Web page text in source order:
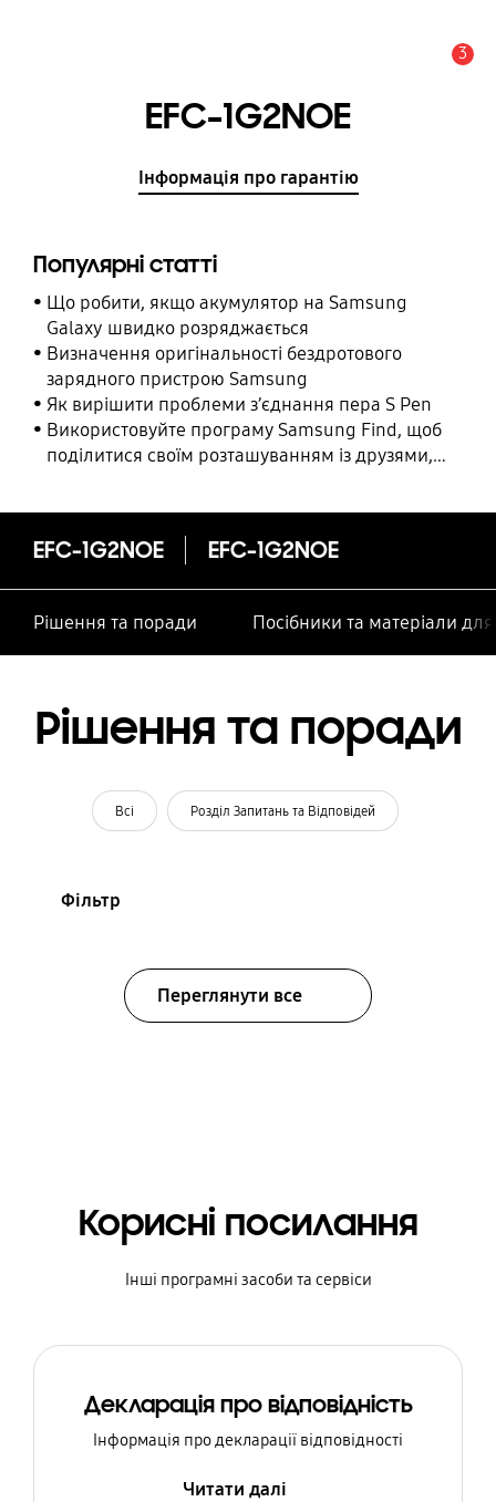
3
EFC-1G2NOE
Інформація про гарантію
Популярні статті
Що робити, якщо акумулятор на Samsung
Galaxy швидко розряджається
Визначення оригінальності бездротового
зарядного пристрою Samsung
Як вирішити проблеми з’єднання пера S Pen
Використовуйте програму Samsung Find, щоб
поділитися своїм розташуванням із друзями,
EFC-1G2NOE EFC-1G2NOE
Рішення та поради Посібники та матеріали
Рішення та поради
Всі Розділ Запитань та Відповідей
Фільтр
Переглянути все
Корисні посилання
Інші програмні засоби та сервіси
Декларація про відповідність
Інформація про декларації відповідності
Читати далі